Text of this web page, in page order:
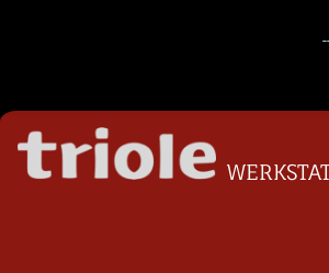
--